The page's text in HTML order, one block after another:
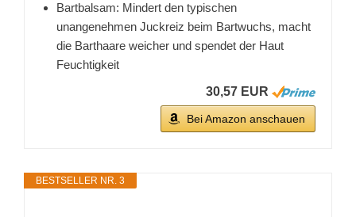
Bartbalsam: Mindert den typischen
unangenehmen Juckreiz beim Bartwuchs, macht
die Barthaare weicher und spendet der Haut
Feuchtigkeit
30,57 EUR
Bei Amazon anschauen
BESTSELLER NR. 3